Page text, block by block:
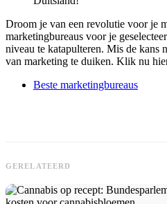
Droom je van een revolutie voor je
marketingbureaus voor je
niveau te katapulteren. Mis de kans
van marketing te duiken. Klik nu
Beste marketingbureaus
GERELATEERD